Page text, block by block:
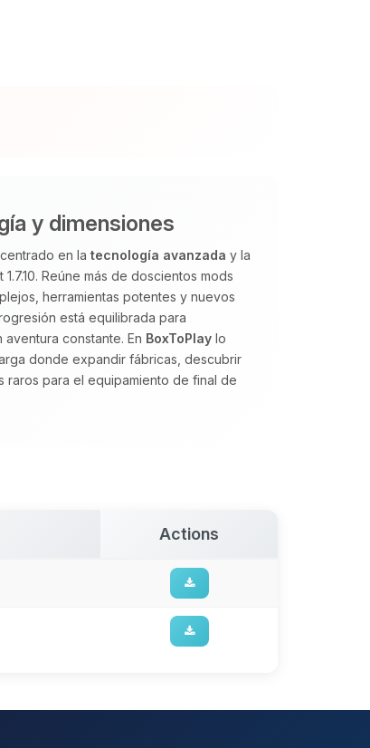
y dimensiones
en la tecnología avanzada y la
Reúne más de doscientos mods
herramientas potentes y nuevos
está equilibrada para
constante. En BoxToPlay lo
donde expandir fábricas, descubrir
raros para el equipamiento de final de
Actions